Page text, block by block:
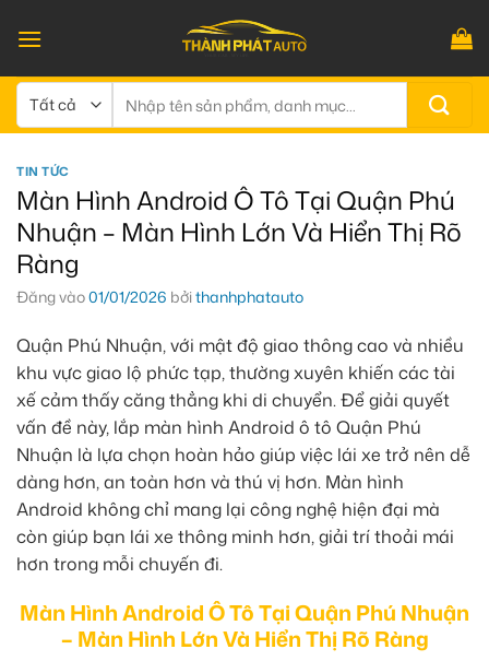
qua
dung
kiếm:
TIN TỨC
Màn Hình Android Ô Tô Tại Quận Phú
Nhuận – Màn Hình Lớn Và Hiển Thị Rõ
Ràng
Đăng vào01/01/2026 bởithanhphatauto
Quận Phú Nhuận, với mật độ giao thông cao và nhiều
khu vực giao lộ phức tạp, thường xuyên khiến các tài
xế cảm thấy căng thẳng khi di chuyển. Để giải quyết
vấn đề này, lắp màn hình Android ô tô Quận Phú
Nhuận là lựa chọn hoàn hảo giúp việc lái xe trở nên dễ
dàng hơn, an toàn hơn và thú vị hơn. Màn hình
Android không chỉ mang lại công nghệ hiện đại mà
còn giúp bạn lái xe thông minh hơn, giải trí thoải mái
hơn trong mỗi chuyến đi.
Màn Hình Android Ô Tô Tại Quận Phú Nhuận
– Màn Hình Lớn Và Hiển Thị Rõ Ràng